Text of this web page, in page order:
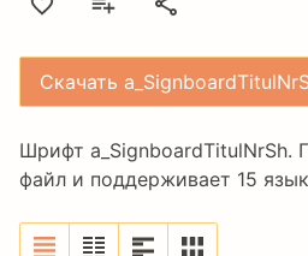
Скачать
Шрифт a_SignboardTitulNrSh.
файл и поддерживает 15